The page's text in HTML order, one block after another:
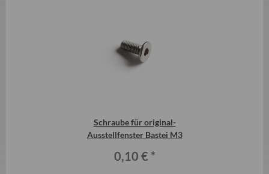
Schraube für original-
Ausstellfenster Bastei M3
0,10 € *